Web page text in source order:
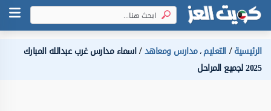
الرئيسية التعليم،مدارس ومعاهد اسماء مدارس غرب عبدالله المبارك
2025 لجميع المراحل